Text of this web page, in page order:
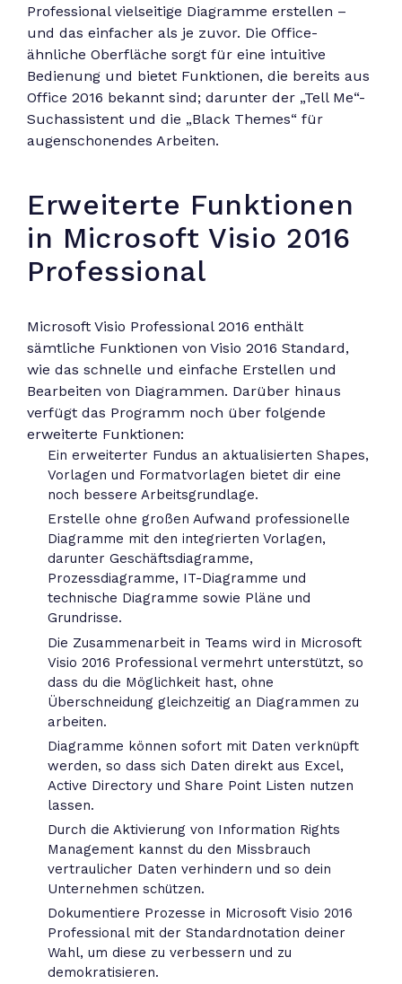
Professional vielseitige Diagramme erstellen –
und das einfacher als je zuvor. Die Office-
ähnliche Oberfläche sorgt für eine intuitive
Bedienung und bietet Funktionen, die bereits aus
Office 2016 bekannt sind; darunter der „Tell Me“-
Suchassistent und die „Black Themes“ für
augenschonendes Arbeiten.
Erweiterte Funktionen
in Microsoft Visio 2016
Professional
Microsoft Visio Professional 2016 enthält
sämtliche Funktionen von Visio 2016 Standard,
wie das schnelle und einfache Erstellen und
Bearbeiten von Diagrammen. Darüber hinaus
verfügt das Programm noch über folgende
erweiterte Funktionen:
Ein erweiterter Fundus an aktualisierten Shapes,
Vorlagen und Formatvorlagen bietet dir eine
noch bessere Arbeitsgrundlage.
Erstelle ohne großen Aufwand professionelle
Diagramme mit den integrierten Vorlagen,
darunter Geschäftsdiagramme,
Prozessdiagramme, IT-Diagramme und
technische Diagramme sowie Pläne und
Grundrisse.
Die Zusammenarbeit in Teams wird in Microsoft
Visio 2016 Professional vermehrt unterstützt, so
dass du die Möglichkeit hast, ohne
Überschneidung gleichzeitig an Diagrammen zu
arbeiten.
Diagramme können sofort mit Daten verknüpft
werden, so dass sich Daten direkt aus Excel,
Active Directory und Share Point Listen nutzen
lassen.
Durch die Aktivierung von Information Rights
Management kannst du den Missbrauch
vertraulicher Daten verhindern und so dein
Unternehmen schützen.
Dokumentiere Prozesse in Microsoft Visio 2016
Professional mit der Standardnotation deiner
Wahl, um diese zu verbessern und zu
demokratisieren.